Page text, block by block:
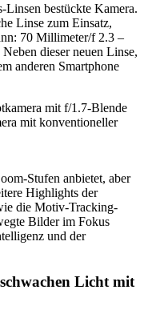
bestückte Kamera.
Linse zum Einsatz,
70 Millimeter/f 2.3 –
dieser neuen Linse,
anderen Smartphone
mit f/1.7-Blende
mit konventioneller
Stufen anbietet, aber
Highlights der
die Motiv-Tracking-
Bilder im Fokus
und der
Licht mit